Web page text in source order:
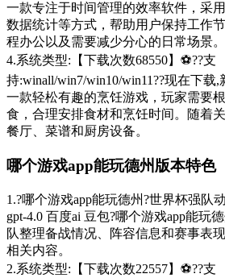
一款专注于时间管理的效率软件，采
数据统计等方式，帮助用户保持工作
程办公以及需要减少分心的日常场景。
4.系统类型:【下载次数68550】⚽??支
持:winall/win7/win10/win11??现在下载
一款轻松有趣的烹饪游戏，玩家需要
食，合理安排食材和烹饪时间。随着
餐厅、菜谱和厨房设备。
哪个游戏app能玩德州版本特色
1.?哪个游戏app能玩德州?世界杯强队
gpt-4.0 百度ai 豆包?哪个游戏app能玩
队整理备战情况、阵容信息和赛事表
相关内容。
2.系统类型:【下载次数22557】⚽??支